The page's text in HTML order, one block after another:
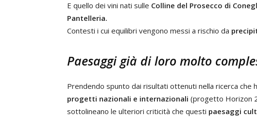
E quello dei vini nati sulle Colline del Prosecco di
Pantelleria.
Contesti i cui equilibri vengono messi a rischio da
Paesaggi già di loro molto
Prendendo spunto dai risultati ottenuti nella ricerca che
progetti nazionali e internazionali (progetto Horizon
sottolineano le ulteriori criticità che questi paesaggi